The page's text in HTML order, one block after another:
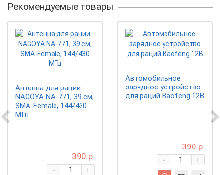
Рекомендуемые товары
Антенна для рации
NAGOYA NA-771, 39 см,
SMA-Female, 144/430
МГц
390 р.
+
-
Автомобильное
зарядное устройство
для раций Baofeng 12В
390 р.
+
-